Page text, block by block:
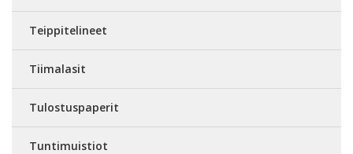
Teippitelineet
Tiimalasit
Tulostuspaperit
Tuntimuistiot